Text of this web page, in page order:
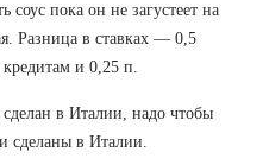
пока он не загустеет на
Разница в ставках — 0,5
и 0,25 п.
в Италии, надо чтобы
сделаны в Италии.